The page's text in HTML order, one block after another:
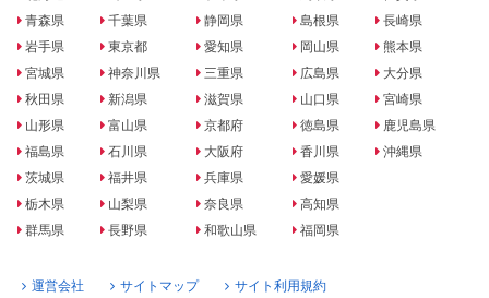
青森県
岩手県
宮城県
秋田県
山形県
福島県
茨城県
栃木県
群馬県
千葉県
東京都
神奈川県
新潟県
富山県
石川県
福井県
山梨県
長野県
静岡県
愛知県
三重県
滋賀県
京都府
大阪府
兵庫県
奈良県
和歌山県
島根県
岡山県
広島県
山口県
徳島県
香川県
愛媛県
高知県
福岡県
長崎県
熊本県
大分県
宮崎県
鹿児島県
沖縄県
運営会社 サイトマップ サイト利用規約